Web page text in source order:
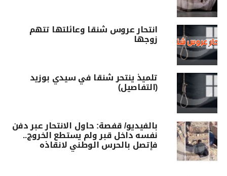
انتحار عروس شنقا وعائلتها تتهم
زوجها
تلميذ ينتحر شنقا في سيدي بوزيد
(التفاصيل)
بالفيديو/ قفصة: حاول الانتحار عبر دفن
نفسه داخل قبر ولم يستطع الخروج..
فإتصل بالحرس الوطني لانقاذه